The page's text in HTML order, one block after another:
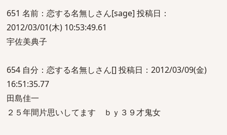
651 名前：恋する名無しさん[sage] 投稿日：
2012/03/01(木) 10:53:49.61
宇佐美典子
654 自分：恋する名無しさん[] 投稿日：2012/03/09(金)
16:51:35.77
田島佳一
２５年間片思いしてます ｂｙ３９才鬼女